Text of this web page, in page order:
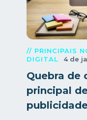
// PRINCIPAIS
DIGITAL
4 de
Quebra de
principal